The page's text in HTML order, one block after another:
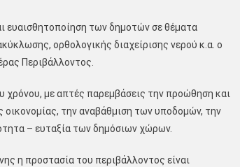
ευαισθητοποίηση των δημοτών σε θέματα
ορθολογικής διαχείρισης νερού κ.α. ο
Περιβάλλοντος.
χρόνου, με απτές παρεμβάσεις την προώθηση και
την αναβάθμιση των υποδομών, την
– ευταξία των δημόσιων χώρων.
η προστασία του περιβάλλοντος είναι